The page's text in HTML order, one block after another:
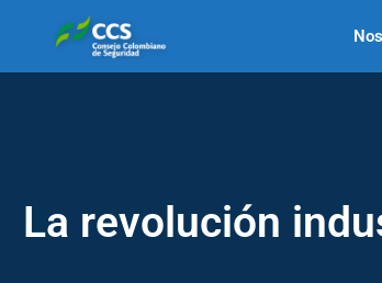
La revolución